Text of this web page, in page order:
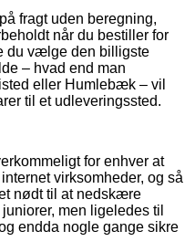
fragt uden beregning,
når du bestiller for
du vælge den billigste
– hvad end man
eller Humlebæk – vil
til et udleveringssted.
for enhver at
virksomheder, og så
nødt til at nedskære
men ligeledes til
endda nogle gange sikre